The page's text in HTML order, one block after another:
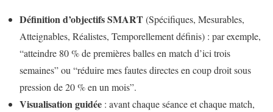
Définition d’objectifs SMART(Spécifiques, Mesurables,
Atteignables, Réalistes, Temporellement définis) : par exemple,
“atteindre 80 % de premières balles en match d’ici trois
semaines” ou “réduire mes fautes directes en coup droit sous
pression de 20 % en un mois”.
Visualisation guidée : avant chaque séance et chaque match,